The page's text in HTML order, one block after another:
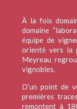
À la fois
domaine
équipe de
orienté vers la
Meyreau
vignobles.
D’un point de
premières
remontent à